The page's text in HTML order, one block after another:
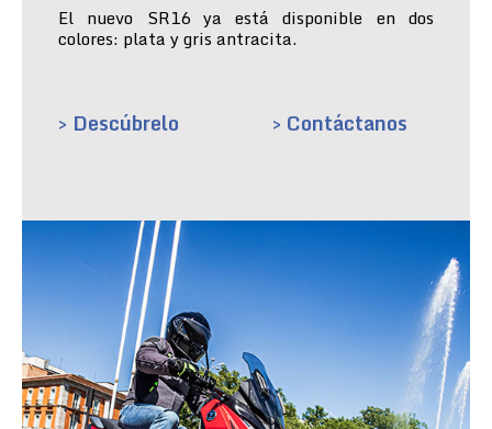
El nuevo SR16 ya está disponible en dos
colores: plata y gris antracita.
> Descúbrelo > Contáctanos